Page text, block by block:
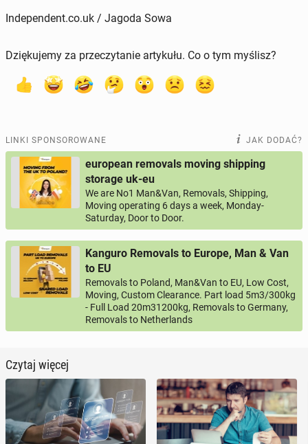
Independent.co.uk / Jagoda Sowa
Dziękujemy za przeczytanie artykułu. Co o tym myślisz?
LINKI SPONSOROWANE JAK DODAĆ?
european removals moving shipping
storage uk-eu
We are No1 Man&Van, Removals, Shipping,
Moving operating 6 days a week, Monday-
Saturday, Door to Door.
Kanguro Removals to Europe, Man & Van
to EU
Removals to Poland, Man&Van to EU, Low Cost,
Moving, Custom Clearance. Part load 5m3/300kg
- Full Load 20m31200kg, Removals to Germany,
Removals to Netherlands
Czytaj więcej